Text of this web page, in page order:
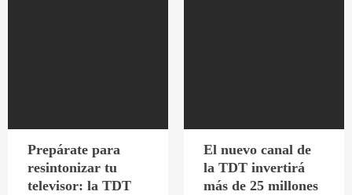
Prepárate para
resintonizar tu
televisor: la TDT
El nuevo canal de
la TDT invertirá
más de 25 millones